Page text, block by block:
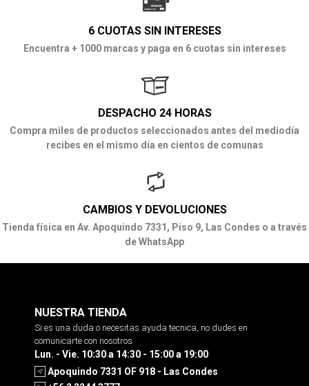
6 CUOTAS SIN INTERESES
Encuentra + 1000 marcas y paga en 6 cuotas sin intereses
DESPACHO 24 HORAS
Compra miles de productos seleccionados antes del mediodía
recibes en el mismo día en cientos de comunas
CAMBIOS Y DEVOLUCIONES
Tienda física en Av. Apoquindo 7331, Piso 9, Las Condes o a través
de WhatsApp
NUESTRA TIENDA
Si es una duda o necesitas ayuda tecnica, no dudes en
comunicarte con nosotros
Lun. - Vie. 10:30 a 14:30 - 15:00 a 19:00
Apoquindo 7331 OF 918 - Las Condes